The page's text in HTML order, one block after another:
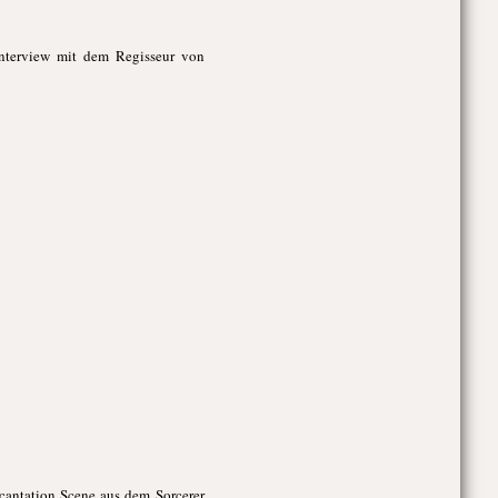
mit dem Regisseur von